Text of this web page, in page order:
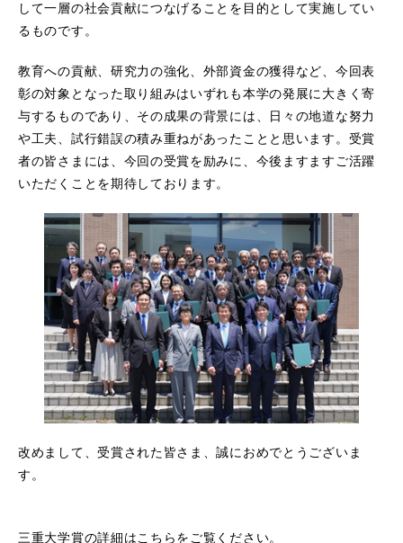
して一層の社会貢献につなげることを目的として実施してい
るものです。
教育への貢献、研究力の強化、外部資金の獲得など、今回表
彰の対象となった取り組みはいずれも本学の発展に大きく寄
与するものであり、その成果の背景には、日々の地道な努力
や工夫、試行錯誤の積み重ねがあったことと思います。受賞
者の皆さまには、今回の受賞を励みに、今後ますますご活躍
いただくことを期待しております。
改めまして、受賞された皆さま、誠におめでとうございま
す。
三重大学賞の詳細はこちらをご覧ください。